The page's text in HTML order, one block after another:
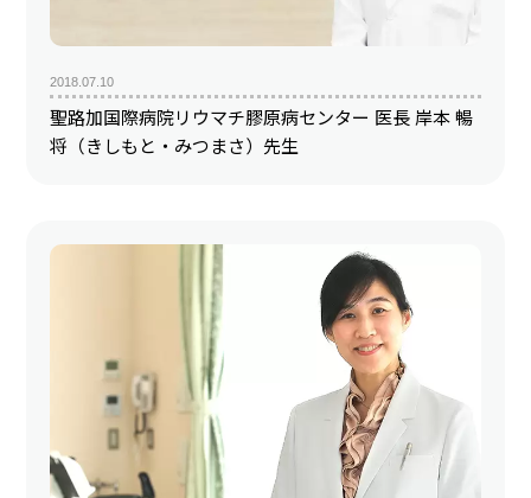
2018.07.10
聖路加国際病院リウマチ膠原病センター 医長 岸本 暢
将（きしもと・みつまさ）先生